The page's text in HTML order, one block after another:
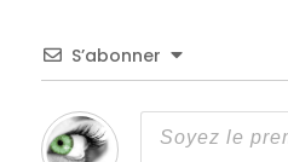
S’abonner